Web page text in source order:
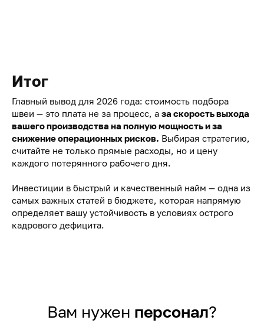
Итог
Главный вывод для 2026 года: стоимость подбора
швеи — это плата не за процесс, а за скорость выхода
вашего производства на полную мощность и за
снижение операционных рисков. Выбирая стратегию,
считайте не только прямые расходы, но и цену
каждого потерянного рабочего дня.
Инвестиции в быстрый и качественный найм — одна из
самых важных статей в бюджете, которая напрямую
определяет вашу устойчивость в условиях острого
кадрового дефицита.
Вам нужен персонал?